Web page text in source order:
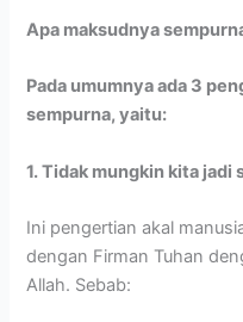
Apa maksudnya
Pada umumnya ada 3
sempurna, yaitu:
1. Tidak mungkin kita
Ini pengertian akal
dengan Firman Tuhan
Allah. Sebab: